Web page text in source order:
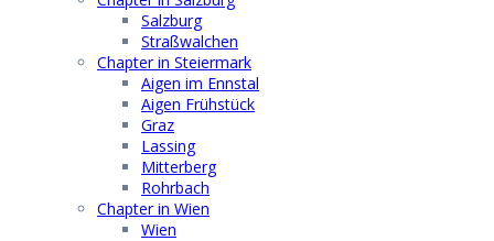
Salzburg
Straßwalchen
Chapter in Steiermark
Aigen im Ennstal
Aigen Frühstück
Graz
Lassing
Mitterberg
Rohrbach
Chapter in Wien
Wien